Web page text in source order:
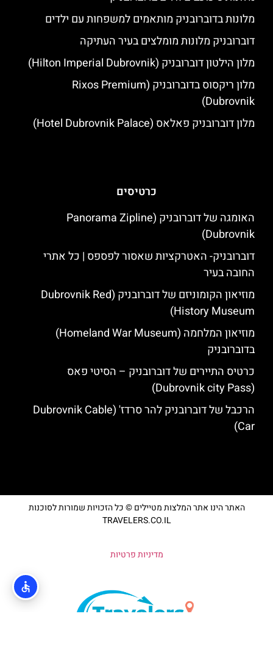
מלונות בדוברובניק מותאמים למשפחות עם ילדים
דוברובניק מלונות מומלצים בעיר העתיקה
מלון הילטון דוברובניק (Hilton Imperial Dubrovnik)
מלון ריקסוס בדוברובניק (Rixos Premium
Dubrovnik)
מלון דוברובניק פאלאס (Hotel Dubrovnik Palace)
כרטיסים
האומגה של דוברובניק (Panorama Zipline
Dubrovnik)
דוברובניק- האטרקציות שאסור לפספס | כל אתרי
החובה בעיר
מוזיאון הקומוניזם של דוברובניק (Dubrovnik Red
History Museum)
מוזיאון המלחמה (Homeland War Museum)
בדוברובניק
כרטיס התיירים של דוברובניק – הסיטי פאס
(Dubrovnik city Pass)
הרכבל של דוברובניק להר סרדז' (Dubrovnik Cable
Car)
האתר הינו אתר המלצות מטיילים © כל הזכויות שמורות לסוכנות
TRAVELERS.CO.IL
מדיניות פרטיות